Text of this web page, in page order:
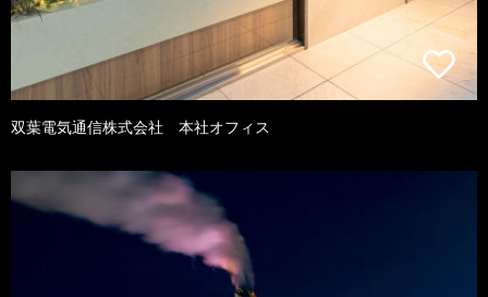
双葉電気通信株式会社 本社オフィス